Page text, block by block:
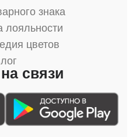
знака
лояльности
цветов
связи